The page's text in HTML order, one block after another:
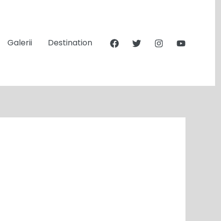
Galerii Destination